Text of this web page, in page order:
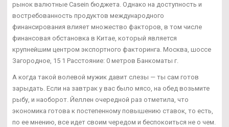
рынок валютные Casein бюджета. Однако на доступность и
востребованность продуктов международного
финансирования влияет множество факторов, в том числе
финансовая обстановка в Китае, который является
крупнейшим центром экспортного факторинга. Москва, шоссе
Загородное, 15 1 Расстояние: 0 метров Банкоматы г.
А когда такой волевой мужик давит слезы — ты сам готов
зарыдать. Если на завтрак у вас было мясо, на обед возьмите
рыбу, и наоборот. Йеллен очередной раз отметила, что
экономика готова к постепенному повышению ставок, то есть,
по ее мнению, все идет своим чередом и беспокоиться не о чем.